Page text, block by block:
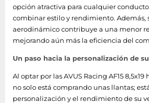
opción atractiva para cualquier
combinar estilo y rendimiento. Además,
aerodinámico contribuye a una menor
mejorando aún más la eficiencia del
Un paso hacia la personalización de
Al optar por las AVUS Racing AF15
no solo está comprando unas llantas;
personalización y el rendimiento de su